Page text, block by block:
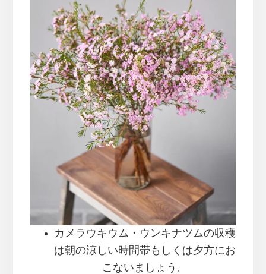
カメラウキウム・ウンキナツムの収穫
は朝の涼しい時間帯もしくは夕方にお
こないましょう。